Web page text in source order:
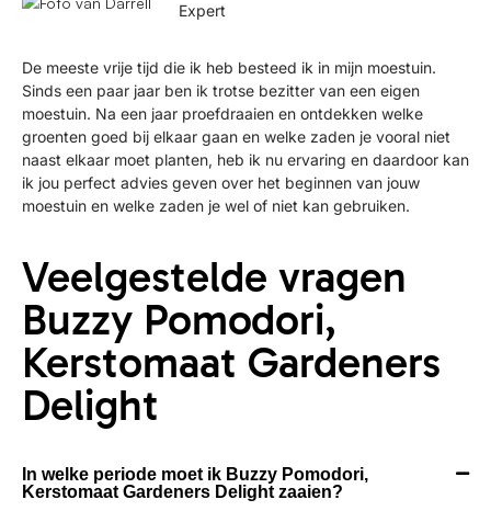
Expert
De meeste vrije tijd die ik heb besteed ik in mijn moestuin.
Sinds een paar jaar ben ik trotse bezitter van een eigen
moestuin. Na een jaar proefdraaien en ontdekken welke
groenten goed bij elkaar gaan en welke zaden je vooral niet
naast elkaar moet planten, heb ik nu ervaring en daardoor kan
ik jou perfect advies geven over het beginnen van jouw
moestuin en welke zaden je wel of niet kan gebruiken.
Veelgestelde vragen
Buzzy Pomodori,
Kerstomaat Gardeners
Delight
In welke periode moet ik Buzzy Pomodori,
Kerstomaat Gardeners Delight zaaien?